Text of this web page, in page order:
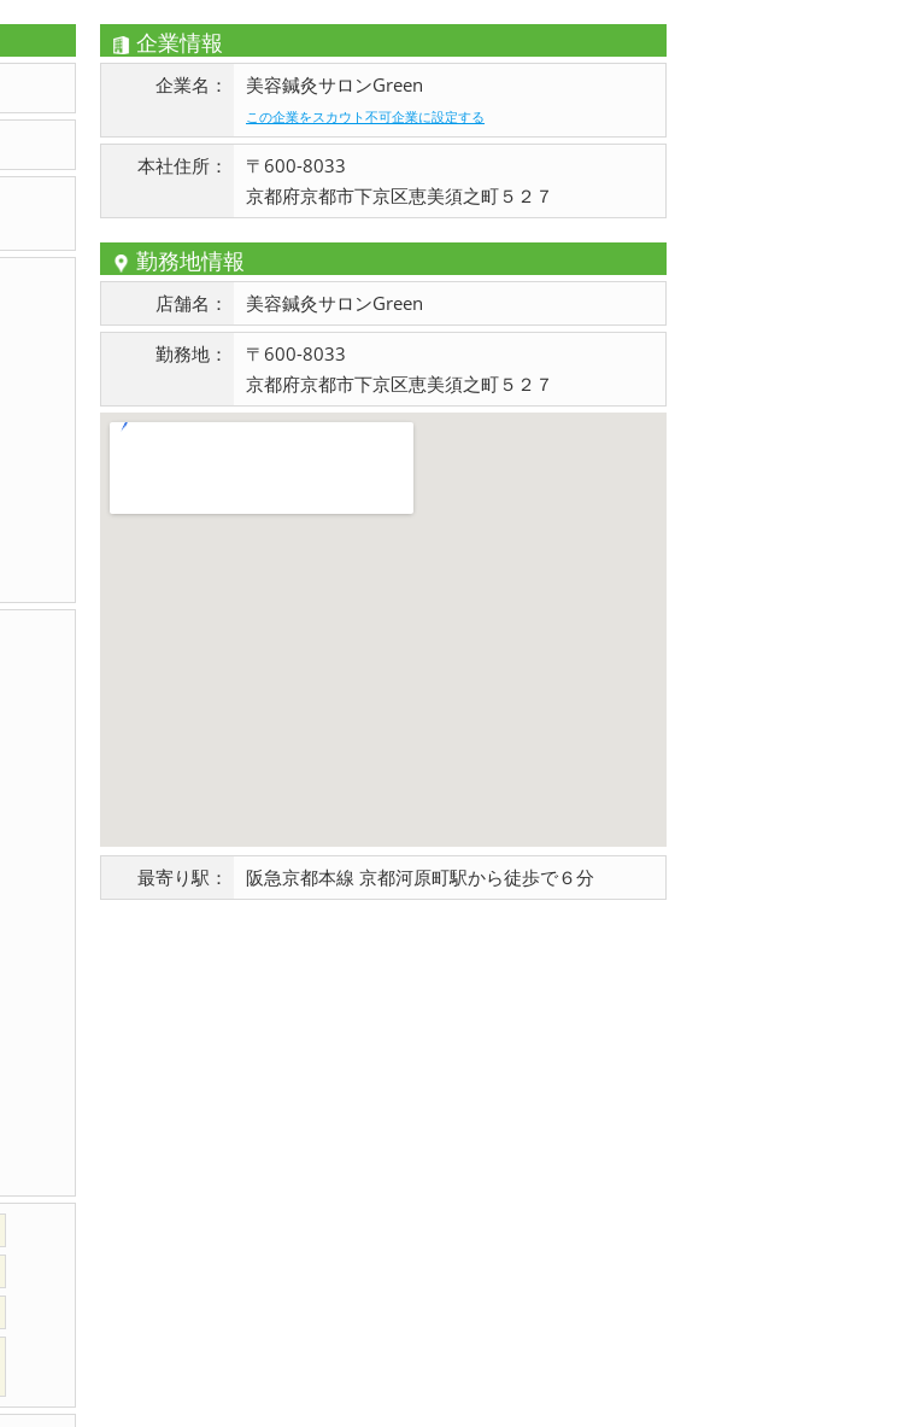
企業情報
企業名： 美容鍼灸サロンGreen
この企業をスカウト不可企業に設定する
本社住所：
〒600-8033
京都府京都市下京区恵美須之町５２７
勤務地情報
店舗名： 美容鍼灸サロンGreen
勤務地：
〒600-8033
京都府京都市下京区恵美須之町５２７
最寄り駅： 阪急京都本線 京都河原町駅から徒歩で６分